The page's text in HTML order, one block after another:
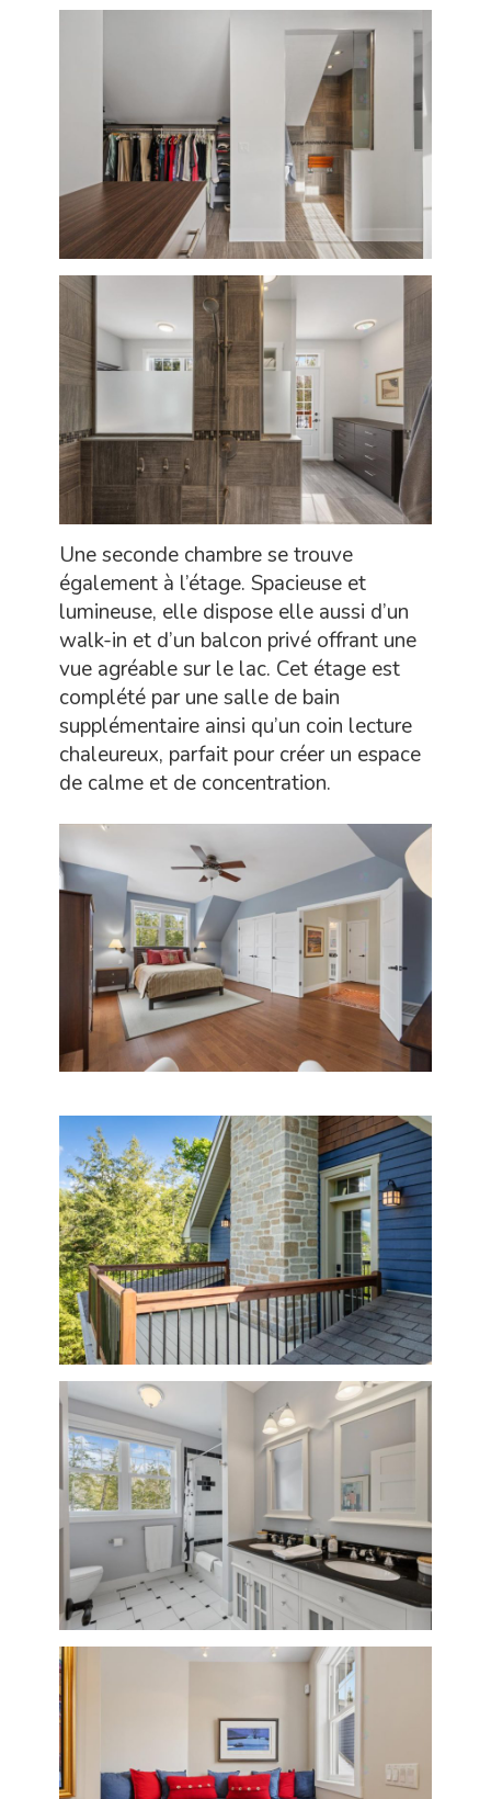
Une seconde chambre se trouve
également à l’étage. Spacieuse et
lumineuse, elle dispose elle aussi d’un
walk-in et d’un balcon privé offrant une
vue agréable sur le lac. Cet étage est
complété par une salle de bain
supplémentaire ainsi qu’un coin lecture
chaleureux, parfait pour créer un espace
de calme et de concentration.